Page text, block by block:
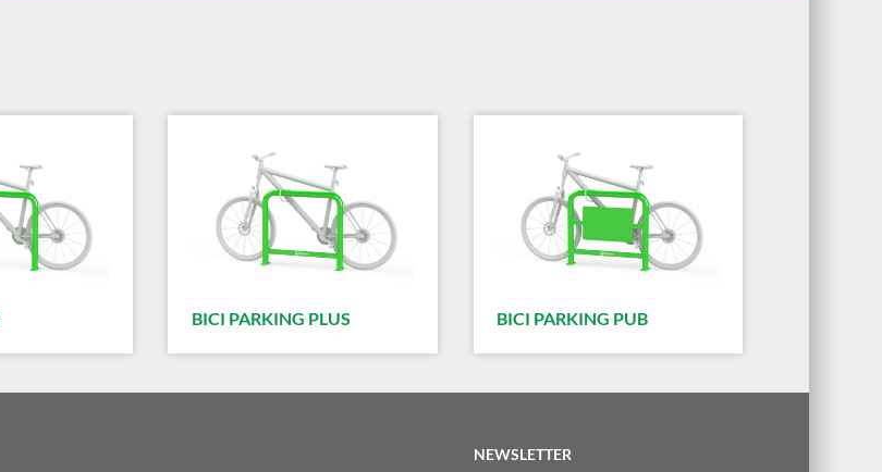
BICI PARKING PLUS BICI PARKING PUB
NEWSLETTER